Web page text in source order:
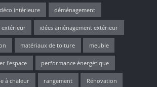
déco intérieure déménagement
extérieur idées aménagement extérieur
matériaux de toiture meuble
l'espace performance énergétique
à chaleur rangement Rénovation